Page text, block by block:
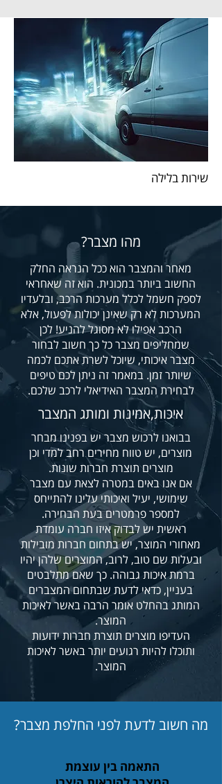
שירות בלילה
מהו מצבר?
מאחר והמצבר הוא ככל הנראה החלק
החשוב ביותר במכונית. הוא זה שאחראי
לספק חשמל לכלל מערכות הרכב, ובלעדיו
המערכות לא רק שאינן יכולות לפעול, אלא
הרכב אפילו לא מסוגל להניע! לכן
שמחליפים מצבר כל כך חשוב לבחור
מצבר איכותי, שיוכל לשרת אתכם לכמה
שיותר זמן. במאמר זה ניתן לכם טיפים
לבחירת המצבר האידיאלי לרכב שלכם.
איכות,אמינות ומותג המצבר
בבואנו לרכוש מצבר יש בפנינו מבחר
מוצרים, יש טווח מחירים רחב למדי וכן
מוצרים תוצרת חברות שונות.
אם אנו באים במטרה לצאת עם מצבר
שימושי, יעיל ואיכותי עלינו להתייחס
למספר פרמטרים בעת הבחירה.
ראשית יש לבדוק איזו חברה עומדת
מאחורי המוצר, יש בתחום חברות מובילות
ובעלות שם טוב, לרוב, המוצרים שלהן יהיו
ברמת איכות גבוהה. כך שאם מתלבטים
בעניין, כדאי לדעת שבתחום המצברים
המותג בהחלט אומר הרבה באשר לאיכות
המוצר.
העדיפו מוצרים תוצרת חברות ידועות
ותוכלו להיות רגועים יותר באשר לאיכות
המוצר.
מה חשוב לדעת לפני החלפת מצבר?
התאמה בין עוצמת